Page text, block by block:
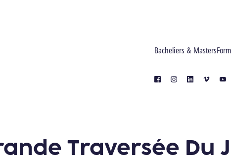
Bacheliers & Masters
facebookinstagramlinkedinvimeo
DU JURA : EXPO PHOTOS À HELMO CFEL
Traversée Du